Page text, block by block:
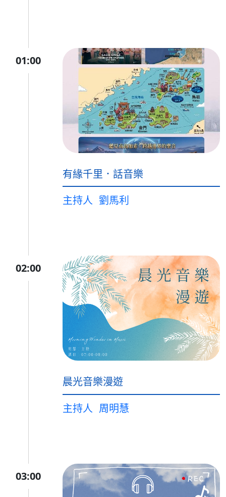
01:00
有緣千里．話音樂
主持人 劉馬利
02:00
晨光音樂漫遊
主持人 周明慧
03:00